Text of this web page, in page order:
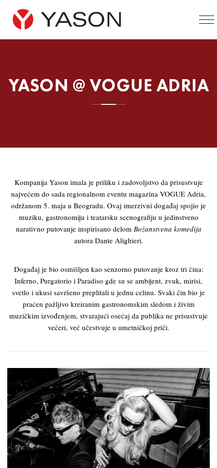
YASON @ VOGUE ADRIA
Kompanija Yason imala je priliku i zadovoljstvo da prisustvuje
najvećem do sada regionalnom eventu magazina VOGUE Adria,
održanom 5. maja u Beogradu. Ovaj imerzivni događaj spojio je
muziku, gastronomiju i teatarsku scenografiju u jedinstveno
narativno putovanje inspirisano delom Božanstvena komedija
autora Dante Alighieri.
Događaj je bio osmišljen kao senzorno putovanje kroz tri čina:
Inferno, Purgatorio i Paradiso gde su se ambijent, zvuk, mirisi,
svetlo i ukusi savršeno preplitali u jednu celinu. Svaki čin bio je
praćen pažljivo kreiranim gastronomskim sledom i živim
muzičkim izvođenjem, stvarajući osećaj da publika ne prisustvuje
večeri, već učestvuje u umetničkoj priči.